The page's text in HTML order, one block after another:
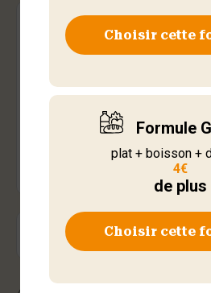
Choisir cette
Formule
plat + boisson +
4€
de plus
Choisir cette